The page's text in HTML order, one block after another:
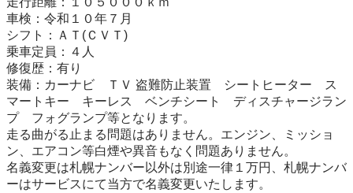
車検：令和１０年７月
シフト：ＡＴ(ＣＶＴ)
乗車定員：４人
修復歴：有り
装備：カーナビ　ＴＶ 盗難防止装置　シートヒーター　ス
マートキー　キーレス　ベンチシート　ディスチャージラン
プ　フォグランプ等となります。
走る曲がる止まる問題はありません。エンジン、ミッショ
ン、エアコン等白煙や異音もなく問題ありません。
名義変更は札幌ナンバー以外は別途一律１万円、札幌ナンバ
ーはサービスにて当方で名義変更いたします。